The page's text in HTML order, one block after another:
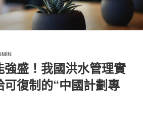
強盛！我國洪水管理實
復制的“中國計劃專